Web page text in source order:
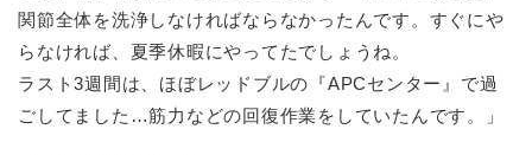
関節全体を洗浄しなければならなかったんです。すぐにや
らなければ、夏季休暇にやってたでしょうね。
ラスト3週間は、ほぼレッドブルの『APCセンター』で過
ごしてました…筋力などの回復作業をしていたんです。」